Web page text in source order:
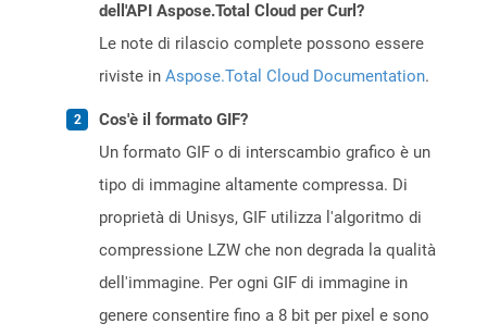
dell'API Aspose.Total Cloud per Curl?
Le note di rilascio complete possono essere
riviste in Aspose.Total Cloud Documentation.
Cos'è il formato GIF?
Un formato GIF o di interscambio grafico è un
tipo di immagine altamente compressa. Di
proprietà di Unisys, GIF utilizza l'algoritmo di
compressione LZW che non degrada la qualità
dell'immagine. Per ogni GIF di immagine in
genere consentire fino a 8 bit per pixel e sono